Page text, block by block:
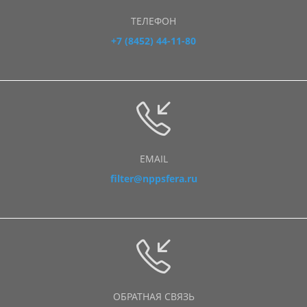
ТЕЛЕФОН
+7 (8452) 44-11-80
EMAIL
filter@nppsfera.ru
ОБРАТНАЯ СВЯЗЬ